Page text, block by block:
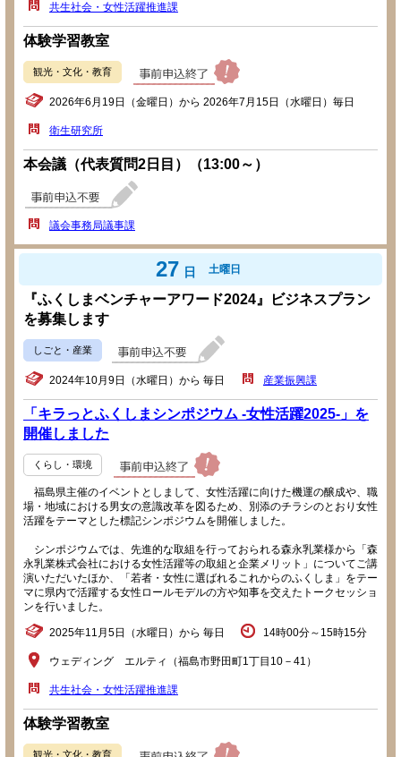
共生社会・女性活躍推進課
体験学習教室
観光・文化・教育
2026年6月19日（金曜日）から 2026年7月15日（水曜日）毎日
衛生研究所
本会議（代表質問2日目）（13:00～）
議会事務局議事課
27 日 土曜日
『ふくしまベンチャーアワード2024』ビジネスプラン
を募集します
しごと・産業
2024年10月9日（水曜日）から 毎日 産業振興課
「キラっとふくしまシンポジウム -女性活躍2025-」を
開催しました
くらし・環境
福島県主催のイベントとしまして、女性活躍に向けた機運の醸成や、職
場・地域における男女の意識改革を図るため、別添のチラシのとおり女性
活躍をテーマとした標記シンポジウムを開催しました。
シンポジウムでは、先進的な取組を行っておられる森永乳業様から「森
永乳業株式会社における女性活躍等の取組と企業メリット」についてご講
演いただいたほか、「若者・女性に選ばれるこれからのふくしま」をテー
マに県内で活躍する女性ロールモデルの方や知事を交えたトークセッショ
ンを行いました。
2025年11月5日（水曜日）から 毎日 14時00分～15時15分
ウェディング エルティ（福島市野田町1丁目10－41）
共生社会・女性活躍推進課
体験学習教室
観光・文化・教育